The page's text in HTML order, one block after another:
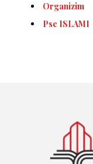
Organizim
Pse ISLAMI